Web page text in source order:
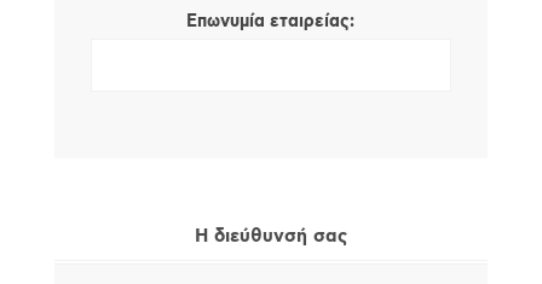
Επωνυμία εταιρείας:
Η διεύθυνσή σας